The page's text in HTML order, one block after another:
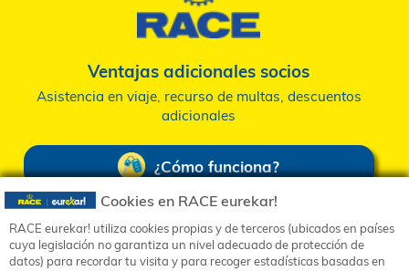
Cookies en RACE eurekar!
RACE eurekar! utiliza cookies propias y de terceros (ubicados en países
cuya legislación no garantiza un nivel adecuado de protección de
datos) para recordar tu visita y para recoger estadísticas basadas en
Sin colas, sin tiempos de espera
Servicio garantizado por el RACE
Todos los servicios100% garantizadospor
Política de privacidad
Política de cookies